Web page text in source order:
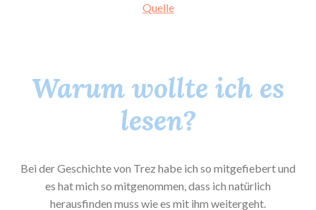
Quelle
Warum wollte ich es
lesen?
Bei der Geschichte von Trez habe ich so mitgefiebert und
es hat mich so mitgenommen, dass ich natürlich
herausfinden muss wie es mit ihm weitergeht.